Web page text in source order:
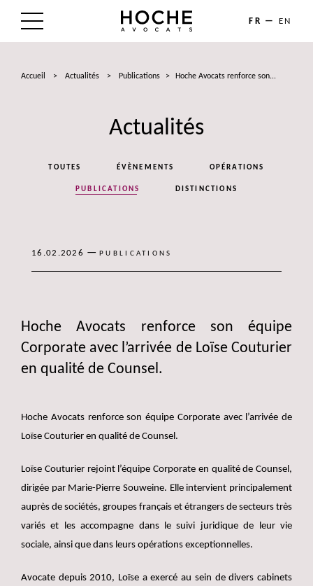
FR EN
LES AVOCATS
TALENTS
Accueil > Actualités > Publications > Hoche Avocats renforce son...
Actualités
TOUTES ÉVÈNEMENTS OPÉRATIONS
PUBLICATIONS DISTINCTIONS
16.02.2026 — PUBLICATIONS
Hoche Avocats renforce son équipe
Corporate avec l’arrivée de Loïse Couturier
en qualité de Counsel.
Hoche Avocats renforce son équipe Corporate avec l’arrivée de
Loïse Couturier en qualité de Counsel.
Loïse Couturier rejoint l’équipe Corporate en qualité de Counsel,
dirigée par Marie-Pierre Souweine. Elle intervient principalement
auprès de sociétés, groupes français et étrangers de secteurs très
variés et les accompagne dans le suivi juridique de leur vie
sociale, ainsi que dans leurs opérations exceptionnelles.
Avocate depuis 2010, Loïse a exercé au sein de divers cabinets